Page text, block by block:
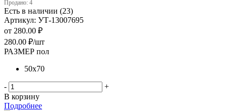
Продано: 4
Есть в наличии (23)
Артикул: УТ-13007695
от 280.00 ₽
280.00 ₽/шт
РАЗМЕР пол
50х70
-
+
В корзину
Подробнее